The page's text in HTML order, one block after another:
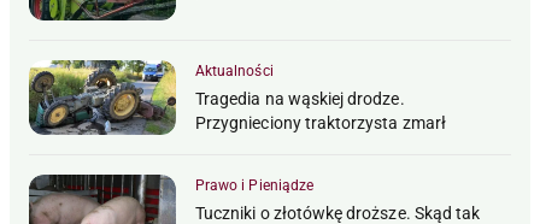
Aktualności
Tragedia na wąskiej drodze.
Przygnieciony traktorzysta zmarł
Prawo i Pieniądze
Tuczniki o złotówkę droższe. Skąd tak